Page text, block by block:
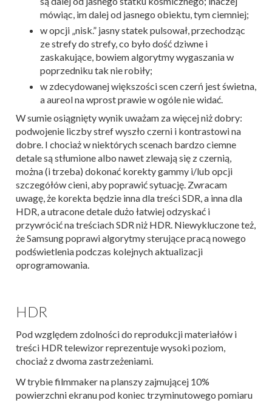
mówiąc, im dalej od jasnego obiektu, tym ciemniej;
w opcji „nisk.” jasny statek pulsował, przechodząc
ze strefy do strefy, co było dość dziwne i
zaskakujące, bowiem algorytmy wygaszania w
poprzedniku tak nie robiły;
w zdecydowanej większości scen czerń jest świetna,
a aureol na wprost prawie w ogóle nie widać.
W sumie osiągnięty wynik uważam za więcej niż dobry:
podwojenie liczby stref wyszło czerni i kontrastowi na
dobre. I chociaż w niektórych scenach bardzo ciemne
detale są stłumione albo nawet zlewają się z czernią,
można (i trzeba) dokonać korekty gammy i/lub opcji
szczegółów cieni, aby poprawić sytuację. Zwracam
uwagę, że korekta będzie inna dla treści SDR, a inna dla
HDR, a utracone detale dużo łatwiej odzyskać i
przywrócić na treściach SDR niż HDR. Niewykluczone też,
że Samsung poprawi algorytmy sterujące pracą nowego
podświetlenia podczas kolejnych aktualizacji
oprogramowania.
HDR
Pod względem zdolności do reprodukcji materiałów i
treści HDR telewizor reprezentuje wysoki poziom,
chociaż z dwoma zastrzeżeniami.
W trybie filmmaker na planszy zajmującej 10%
powierzchni ekranu pod koniec trzyminutowego pomiaru